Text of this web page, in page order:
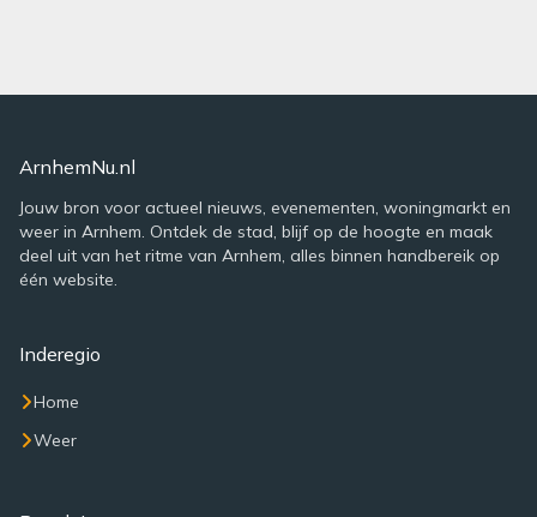
ArnhemNu.nl
Jouw bron voor actueel nieuws, evenementen, woningmarkt en
weer in Arnhem. Ontdek de stad, blijf op de hoogte en maak
deel uit van het ritme van Arnhem, alles binnen handbereik op
één website.
Inderegio
Home
Weer